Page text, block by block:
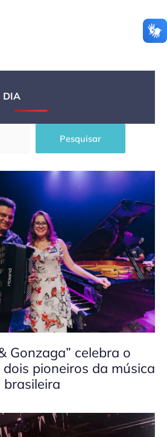
DIA
Pesquisar
Gonzaga” celebra o
pioneiros da música
brasileira